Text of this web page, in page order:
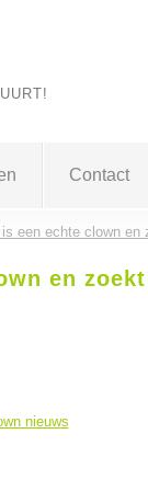
Contact
een echte clown en
en
nieuws